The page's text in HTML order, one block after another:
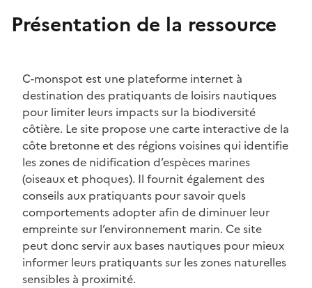
Présentation de la ressource
C-monspot est une plateforme internet à
destination des pratiquants de loisirs nautiques
pour limiter leurs impacts sur la biodiversité
côtière. Le site propose une carte interactive de la
côte bretonne et des régions voisines qui identifie
les zones de nidification d’espèces marines
(oiseaux et phoques). Il fournit également des
conseils aux pratiquants pour savoir quels
comportements adopter afin de diminuer leur
empreinte sur l’environnement marin. Ce site
peut donc servir aux bases nautiques pour mieux
informer leurs pratiquants sur les zones naturelles
sensibles à proximité.